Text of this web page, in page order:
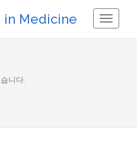
Toggle
in Medicine
니다.